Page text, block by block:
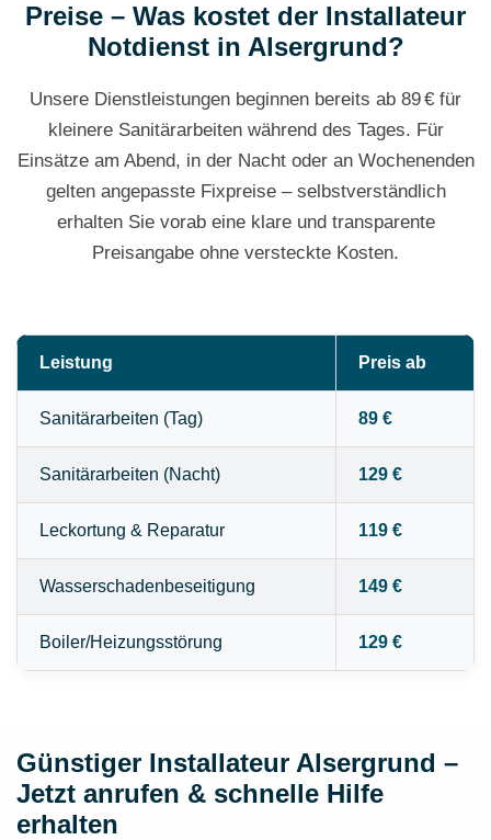
Preise – Was kostet der Installateur
Notdienst in Alsergrund?
Unsere Dienstleistungen beginnen bereits ab 89 € für
kleinere Sanitärarbeiten während des Tages. Für
Einsätze am Abend, in der Nacht oder an Wochenenden
gelten angepasste Fixpreise – selbstverständlich
erhalten Sie vorab eine klare und transparente
Preisangabe ohne versteckte Kosten.
Leistung Preis ab
Sanitärarbeiten (Tag) 89 €
Sanitärarbeiten (Nacht) 129 €
Leckortung & Reparatur 119 €
Wasserschadenbeseitigung 149 €
Boiler/Heizungsstörung 129 €
Günstiger Installateur Alsergrund –
Jetzt anrufen & schnelle Hilfe
erhalten